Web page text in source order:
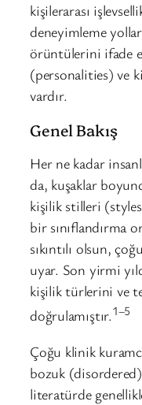
kişilerarası
deneyimleme
örüntülerini ifade
(personalities) ve
vardır.
Genel Bakış
Her ne kadar
da, kuşaklar
kişilik stilleri
bir sınıflandırma
sıkıntılı olsun,
uyar. Son yirmi
kişilik türlerini ve
doğrulamıştır.1–5
Çoğu klinik
bozuk
literatürde